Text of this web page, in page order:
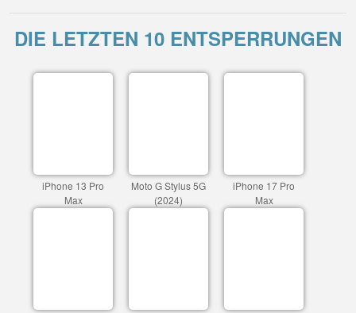
DIE LETZTEN 10 ENTSPERRUNGEN
iPhone 13 Pro
Max
Moto G Stylus 5G
(2024)
iPhone 17 Pro
Max